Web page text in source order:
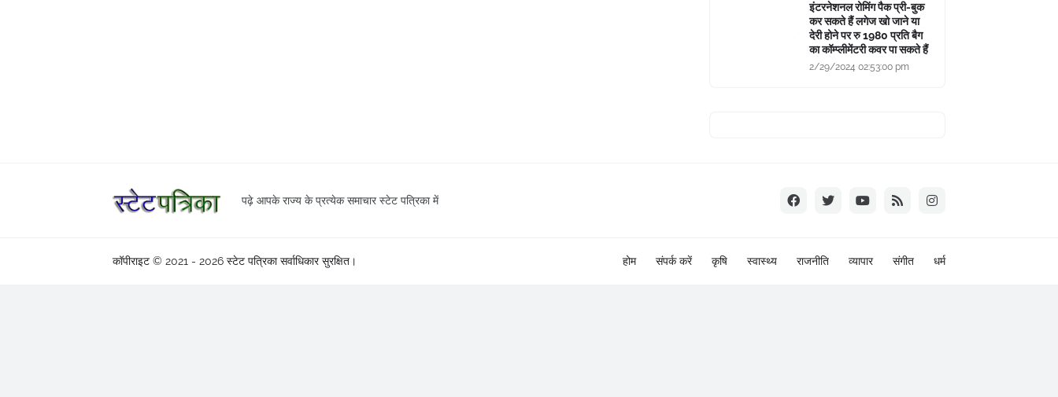
इंटरनेशनल रोमिंग पैक प्री-बुक
कर सकते हैं लगेज खो जाने या
देरी होने पर रु 1980 प्रति बैग
का कॉम्प्लीमेंटरी कवर पा सकते हैं
2/29/2024 02:53:00 pm
पढ़े आपके राज्य के प्रत्येक समाचार स्टेट पत्रिका में
कॉपीराइट © 2021 - 2026 स्टेट पत्रिकासर्वाधिकार सुरक्षित। होम संपर्क करें कृषि स्वास्थ्य राजनीति व्यापार संगीत धर्म